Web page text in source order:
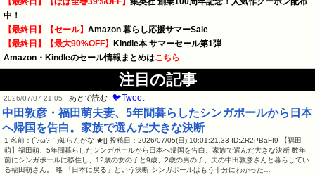
中！
【最終日】【セール】 Amazon 暮らし応援サマーSale
【最終日】【最大90%OFF】
Kindle本 サマーセール第1弾
Amazon・Kindleのセール情報まとめはこちら
注目の記事
2026/07/07 21:05 あとで読む 🐦Tweet
中田敦彦・福田萌夫妻、5年間暮らしたシンガポールから日本
へ帰国を告白。家族で選んだ大きな決断
1 名前：(´?ω?｀)知らんがな ★[] 投稿日：2026/07/05(日) 10:01:21.33 ID:ZR2PBaFI9 【福田
萌】福田萌、5年間暮らしたシンガポールから日本へ帰国を告白。家族で選んだ大きな決断 数年
前にシンガポールに移住し、12歳の女の子と9歳、2歳の男の子、夫の中田敦彦さんと暮らしてい
る福田萌さん。 略 「日本に戻る」という決断 シンガポールはもう十分にわかった…